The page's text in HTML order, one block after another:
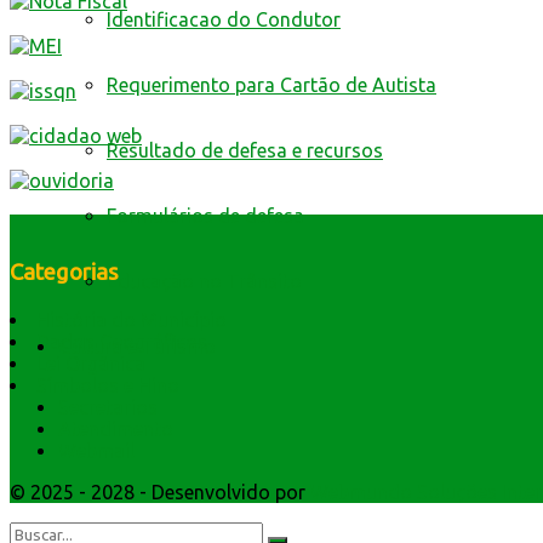
Identificacao do Condutor
Requerimento para Cartão de Autista
Resultado de defesa e recursos
Formulários de defesa
Educação no Trânsito
Categorias
Dados Geográficos
© 2025 - 2028 - Desenvolvido por